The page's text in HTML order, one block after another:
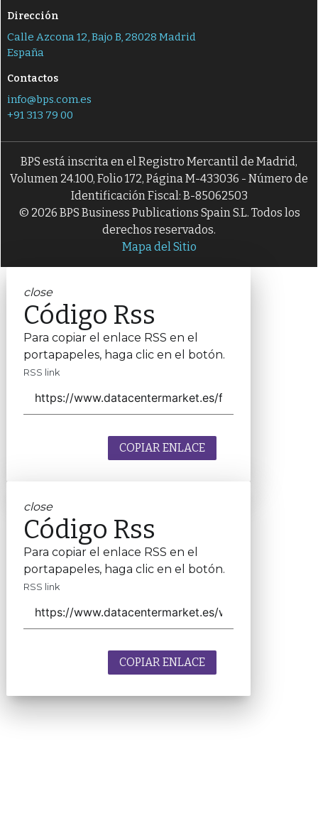
Dirección
Calle Azcona 12, Bajo B, 28028 Madrid
España
Contactos
info@bps.com.es
+91 313 79 00
BPS está inscrita en el Registro Mercantil de Madrid,
Volumen 24.100, Folio 172, Página M-433036 - Número de
Identificación Fiscal: B-85062503
© 2026 BPS Business Publications Spain S.L. Todos los
derechos reservados.
Mapa del Sitio
close
Código Rss
Para copiar el enlace RSS en el
portapapeles, haga clic en el botón.
RSS link
COPIAR ENLACE
close
Código Rss
Para copiar el enlace RSS en el
portapapeles, haga clic en el botón.
RSS link
COPIAR ENLACE